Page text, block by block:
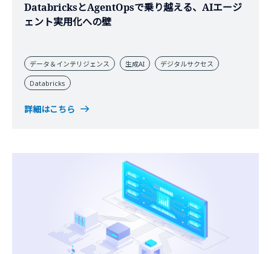
DatabricksとAgentOpsで乗り越える、AIエージ
ェント実用化への壁
データ＆インテリジェンス 生成AI デジタルサクセス
Databricks
詳細はこちら